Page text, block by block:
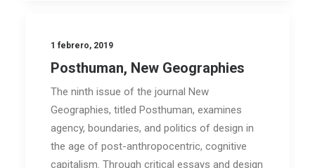
1 febrero, 2019
Posthuman, New Geographies
The ninth issue of the journal New
Geographies, titled Posthuman, examines
agency, boundaries, and politics of design in
the age of post-anthropocentric, cognitive
capitalism. Through critical essays and design